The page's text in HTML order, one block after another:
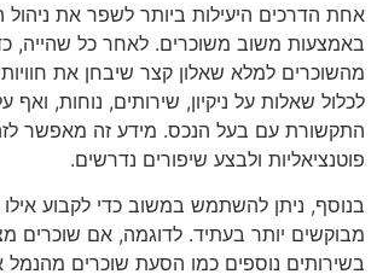
אחת הדרכים היעילות ביותר לשפר את ניהול
באמצעות משוב משוכרים. לאחר כל שהייה,
מהשוכרים למלא שאלון קצר שיבחן את
לכלול שאלות על ניקיון, שירותים, נוחות, ואף
התקשורת עם בעל הנכס. מידע זה מאפשר
פוטנציאליות ולבצע שיפורים נדרשים.
בנוסף, ניתן להשתמש במשוב כדי לקבוע אילו
מבוקשים יותר בעתיד. לדוגמה, אם שוכרים
בשירותים נוספים כמו הסעת שוכרים מהנמל